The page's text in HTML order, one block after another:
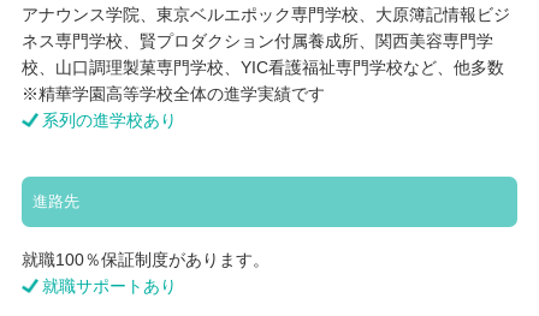
アナウンス学院、東京ベルエポック専門学校、大原簿記情報ビジ
ネス専門学校、賢プロダクション付属養成所、関西美容専門学
校、山口調理製菓専門学校、YIC看護福祉専門学校など、他多数
※精華学園高等学校全体の進学実績です
系列の進学校あり
進路先
就職100％保証制度があります。
就職サポートあり